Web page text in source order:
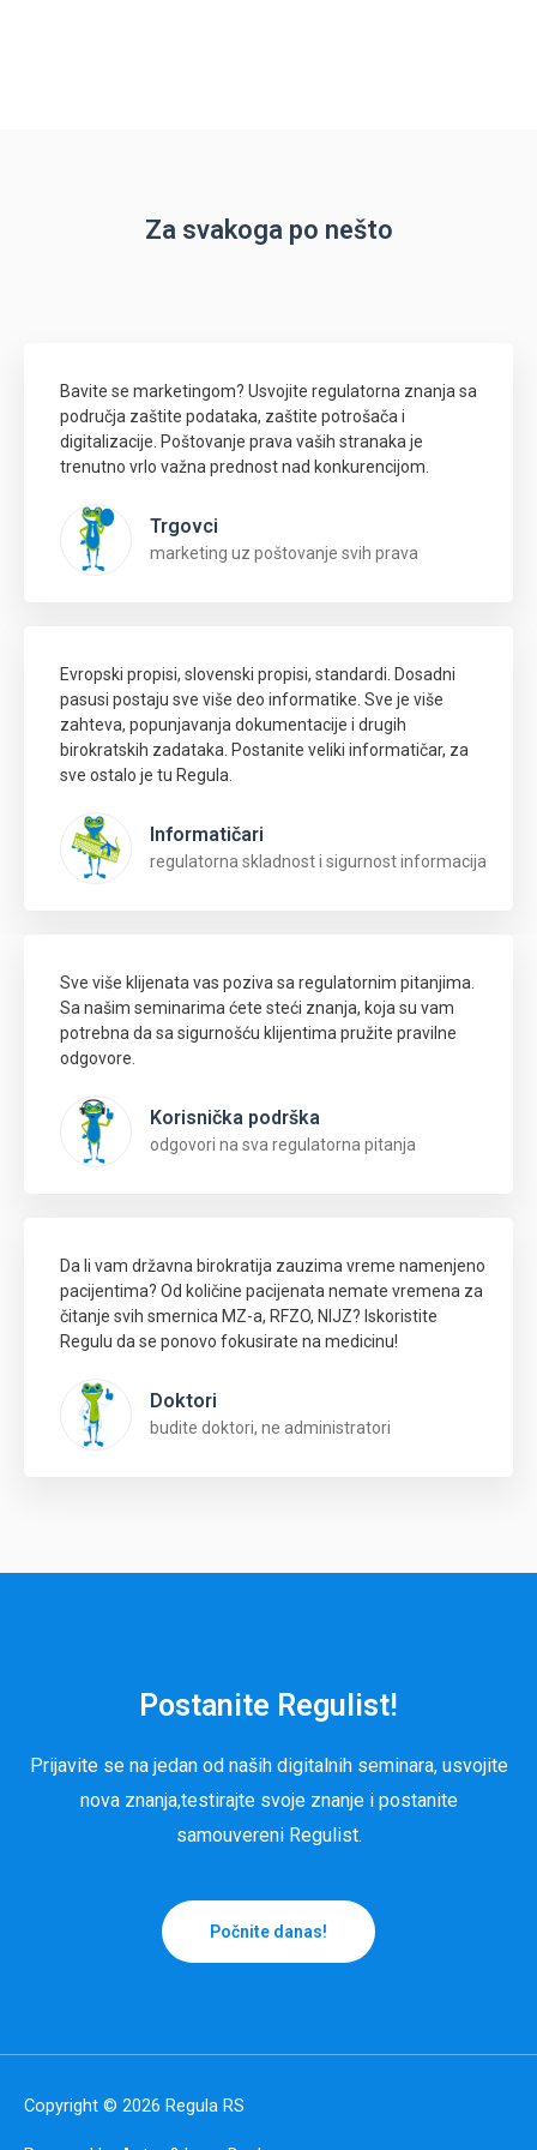
Za svakoga po nešto
Bavite se marketingom? Usvojite regulatorna znanja sa
područja zaštite podataka, zaštite potrošača i
digitalizacije. Poštovanje prava vaših stranaka je
trenutno vrlo važna prednost nad konkurencijom.
Trgovci
marketing uz poštovanje svih prava
Evropski propisi, slovenski propisi, standardi. Dosadni
pasusi postaju sve više deo informatike. Sve je više
zahteva, popunjavanja dokumentacije i drugih
birokratskih zadataka. Postanite veliki informatičar, za
sve ostalo je tu Regula.
Informatičari
regulatorna skladnost i sigurnost informacija
Sve više klijenata vas poziva sa regulatornim pitanjima.
Sa našim seminarima ćete steći znanja, koja su vam
potrebna da sa sigurnošću klijentima pružite pravilne
odgovore.
Korisnička podrška
odgovori na sva regulatorna pitanja
Da li vam državna birokratija zauzima vreme namenjeno
pacijentima? Od količine pacijenata nemate vremena za
čitanje svih smernica MZ-a, RFZO, NIJZ? Iskoristite
Regulu da se ponovo fokusirate na medicinu!
Doktori
budite doktori, ne administratori
Postanite Regulist!
Prijavite se na jedan od naših digitalnih seminara, usvojite
nova znanja,testirajte svoje znanje i postanite
samouvereni Regulist.
Počnite danas!
Copyright © 2026 Regula RS